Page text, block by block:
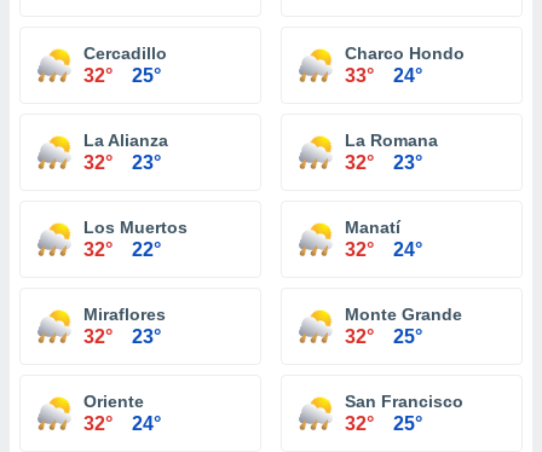
Cercadillo
32° 25°
Charco Hondo
33° 24°
La Alianza
32° 23°
La Romana
32° 23°
Los Muertos
32° 22°
Manatí
32° 24°
Miraflores
32° 23°
Monte Grande
32° 25°
Oriente
32° 24°
San Francisco
32° 25°